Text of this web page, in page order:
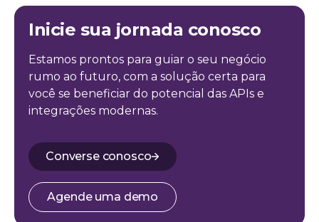
Inicie sua jornada conosco
Estamos prontos para guiar o seu negócio
rumo ao futuro, com a solução certa para
você se beneficiar do potencial das APIs e
integrações modernas.
Converse conosco
Agende uma demo